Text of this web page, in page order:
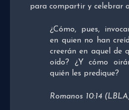
para compartir y celebrar a
¿Cómo, pues,
en quien no han
creerán en aquel de
oído? ¿Y cómo
quién les predique?
Romanos 10:14